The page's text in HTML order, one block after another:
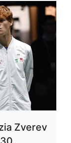
Zverev